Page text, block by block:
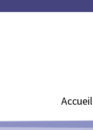
Accueil